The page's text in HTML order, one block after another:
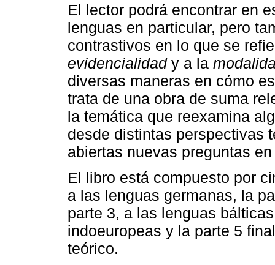
El lector podrá encontrar en
lenguas en particular, pero
contrastivos en lo que se
evidencialidady a la
diversas maneras en cómo
trata de una obra de suma
la temática que reexamina
desde distintas perspectivas
abiertas nuevas preguntas
El libro está compuesto por
a las lenguas germanas, la
parte 3, a las lenguas
indoeuropeas y la parte 5
teórico.